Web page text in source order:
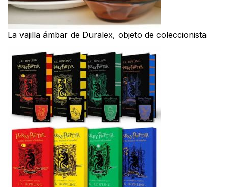
La vajilla ámbar de Duralex, objeto de coleccionista